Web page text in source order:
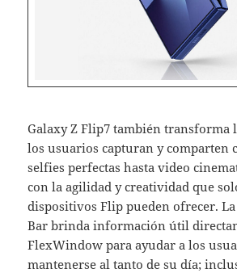
Galaxy Z Flip7 también transforma
los usuarios capturan y comparten
selfies perfectas hasta video
con la agilidad y creatividad que
dispositivos Flip pueden ofrecer.
Bar brinda información útil
FlexWindow para ayudar a los
mantenerse al tanto de su día;